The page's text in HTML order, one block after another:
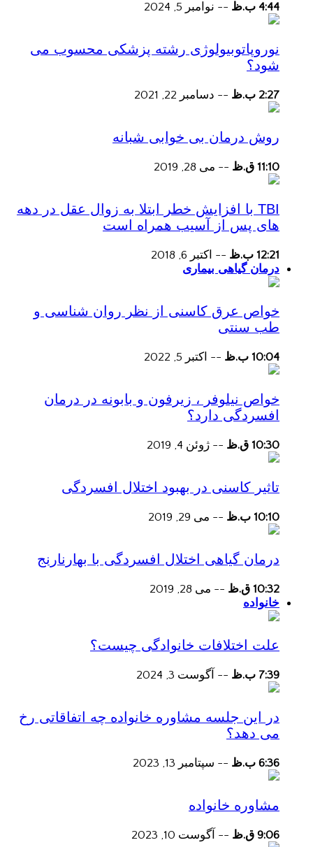
4:44 ب.ظ -- نوامبر 5, 2024
نوروپاتوبیولوژی رشته پزشکی محسوب می
شود؟
2:27 ب.ظ -- دسامبر 22, 2021
روش درمان بی خوابی شبانه
11:10 ق.ظ -- می 28, 2019
TBI با افزایش خطر ابتلا به زوال عقل در دهه
های پس از آسیب همراه است
12:21 ب.ظ -- اکتبر 6, 2018
درمان گیاهی بیماری
خواص عرق کاسنی از نظر روان شناسی و
طب سنتی
10:04 ب.ظ -- اکتبر 5, 2022
خواص نیلوفر ، زیرفون و بابونه در درمان
افسردگی دارد؟
10:30 ق.ظ -- ژوئن 4, 2019
تاثیر کاسنی در بهبود اختلال افسردگی
10:10 ب.ظ -- می 29, 2019
درمان گیاهی اختلال افسردگی با بهارنارنج
10:32 ق.ظ -- می 28, 2019
خانواده
علت اختلافات خانوادگی چیست؟
7:39 ب.ظ -- آگوست 3, 2024
در این جلسه مشاوره خانواده چه اتفاقاتی رخ
می دهد؟
6:36 ب.ظ -- سپتامبر 13, 2023
مشاوره خانواده
9:06 ق.ظ -- آگوست 10, 2023